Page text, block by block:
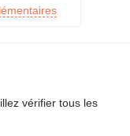
vérifier tous les